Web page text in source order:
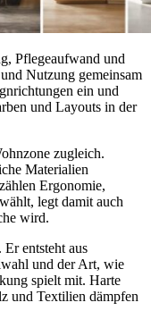
Pflegeaufwand und
Nutzung gemeinsam
ein und
und Layouts in der
zugleich.
Materialien
Ergonomie,
legt damit auch
wird.
entsteht aus
und der Art, wie
spielt mit. Harte
und Textilien dämpfen